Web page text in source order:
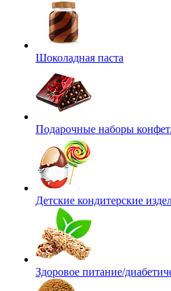
Шоколадная паста
Подарочные наборы
Детские кондитерские
Здоровое питание/